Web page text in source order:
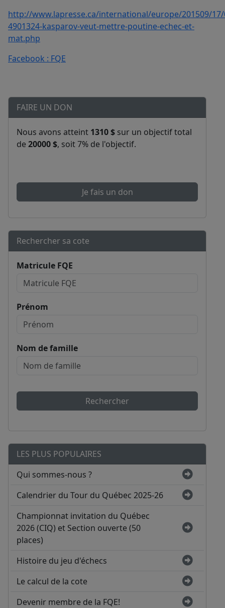
http://www.lapresse.ca/international/europe/201509/17/
4901324-kasparov-veut-mettre-poutine-echec-et-
mat.php
Facebook : FQE
FAIRE UN DON
Nous avons atteint 1310 $ sur un objectif total
de 20000 $, soit 7% de l'objectif.
Je fais un don
Rechercher sa cote
Matricule FQE
Prénom
Nom de famille
Rechercher
LES PLUS POPULAIRES
Qui sommes-nous ?
Calendrier du Tour du Québec 2025-26
Championnat invitation du Québec
2026 (CIQ) et Section ouverte (50
places)
Histoire du jeu d'échecs
Le calcul de la cote
Devenir membre de la FQE!